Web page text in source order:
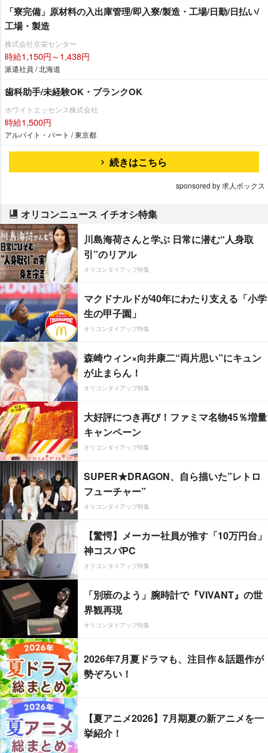
「寮完備」原材料の入出庫管理/即入寮/製造・工場/日勤/日払い/
工場・製造
株式会社京栄センター
時給1,150円～1,438円
派遣社員 / 北海道
歯科助手/未経験OK・ブランクOK
ホワイトエッセンス株式会社
時給1,500円
アルバイト・パート / 東京都
続きはこちら
sponsored by 求人ボックス
オリコンニュース イチオシ特集
川島海荷さんと学ぶ 日常に潜む“人身取
引”のリアル
オリコンタイアップ特集
マクドナルドが40年にわたり支える「小学
生の甲子園」
オリコンタイアップ特集
森崎ウィン×向井康二“両片思い”にキュン
が止まらん！
オリコンタイアップ特集
大好評につき再び！ファミマ名物45％増量
キャンペーン
オリコンタイアップ特集
SUPER★DRAGON、自ら描いた”レトロ
フューチャー”
オリコンタイアップ特集
【驚愕】メーカー社員が推す「10万円台」
神コスパPC
オリコンタイアップ特集
「別班のよう」腕時計で『VIVANT』の世
界観再現
オリコンタイアップ特集
2026年7月夏ドラマも、注目作＆話題作が
勢ぞろい！
【夏アニメ2026】7月期夏の新アニメを一
挙紹介！